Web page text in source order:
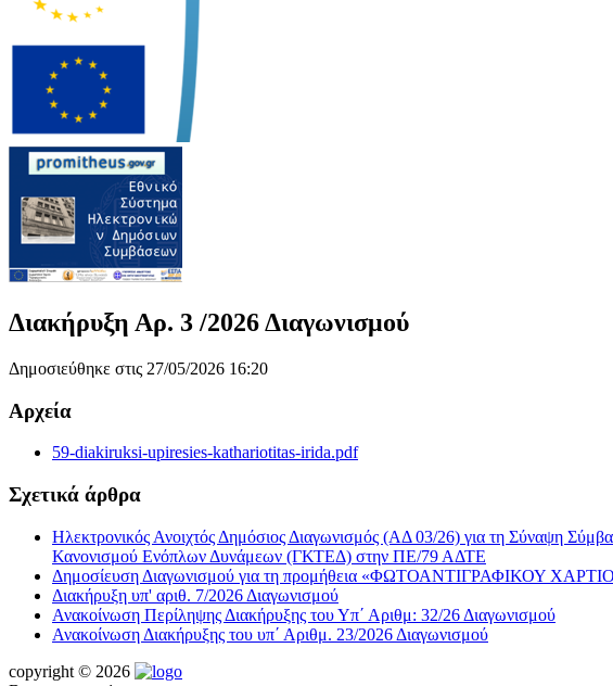
Διακήρυξη Αρ. 3 /2026 Διαγωνισμού
Δημοσιεύθηκε στις 27/05/2026 16:20
Αρχεία
59-diakiruksi-upiresies-kathariotitas-irida.pdf
Σχετικά άρθρα
Ηλεκτρονικός Ανοιχτός Δημόσιος Διαγωνισμός (ΑΔ 03/26) για τη Σύναψη
Κανονισμού Ενόπλων Δυνάμεων (ΓΚΤΕΔ) στην ΠΕ/79 ΑΔΤΕ
Δημοσίευση Διαγωνισμού για τη προμήθεια «ΦΩΤΟΑΝΤΙΓΡΑΦΙΚΟΥ
Διακήρυξη υπ' αριθ. 7/2026 Διαγωνισμού
Ανακοίνωση Περίληψης Διακήρυξης του Υπ΄ Αριθμ: 32/26 Διαγωνισμού
Ανακοίνωση Διακήρυξης του υπ΄ Αριθμ. 23/2026 Διαγωνισμού
copyright © 2026